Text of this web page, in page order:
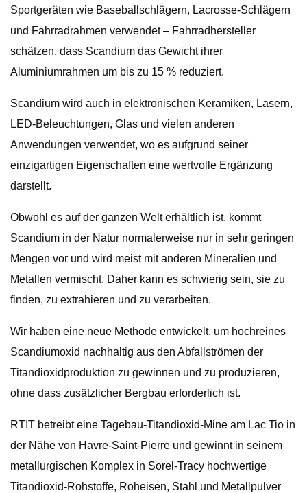
Sportgeräten wie Baseballschlägern, Lacrosse-Schlägern
und Fahrradrahmen verwendet – Fahrradhersteller
schätzen, dass Scandium das Gewicht ihrer
Aluminiumrahmen um bis zu 15 % reduziert.
Scandium wird auch in elektronischen Keramiken, Lasern,
LED-Beleuchtungen, Glas und vielen anderen
Anwendungen verwendet, wo es aufgrund seiner
einzigartigen Eigenschaften eine wertvolle Ergänzung
darstellt.
Obwohl es auf der ganzen Welt erhältlich ist, kommt
Scandium in der Natur normalerweise nur in sehr geringen
Mengen vor und wird meist mit anderen Mineralien und
Metallen vermischt. Daher kann es schwierig sein, sie zu
finden, zu extrahieren und zu verarbeiten.
Wir haben eine neue Methode entwickelt, um hochreines
Scandiumoxid nachhaltig aus den Abfallströmen der
Titandioxidproduktion zu gewinnen und zu produzieren,
ohne dass zusätzlicher Bergbau erforderlich ist.
RTIT betreibt eine Tagebau-Titandioxid-Mine am Lac Tio in
der Nähe von Havre-Saint-Pierre und gewinnt in seinem
metallurgischen Komplex in Sorel-Tracy hochwertige
Titandioxid-Rohstoffe, Roheisen, Stahl und Metallpulver